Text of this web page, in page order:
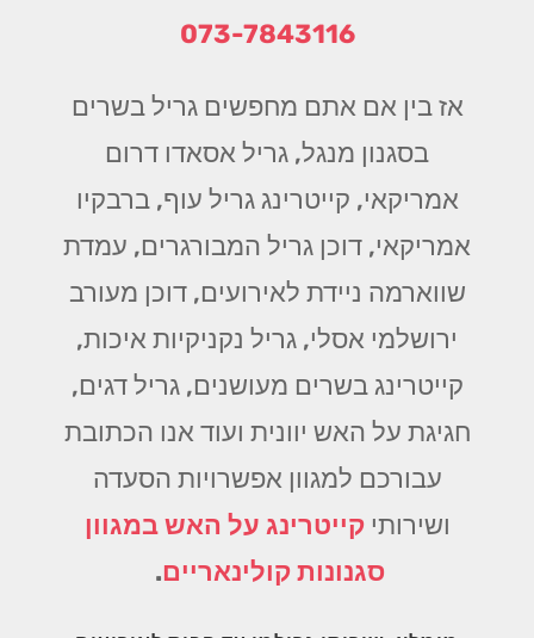
073-7843116
אז בין אם אתם מחפשים גריל בשרים
בסגנון מנגל, גריל אסאדו דרום
אמריקאי, קייטרינג גריל עוף, ברבקיו
אמריקאי, דוכן גריל המבורגרים, עמדת
שווארמה ניידת לאירועים, דוכן מעורב
ירושלמי אסלי, גריל נקניקיות איכות,
קייטרינג בשרים מעושנים, גריל דגים,
חגיגת על האש יוונית ועוד אנו הכתובת
עבורכם למגוון אפשרויות הסעדה
ושירותיקייטרינג על האש במגוון
סגנונות קולינאריים.